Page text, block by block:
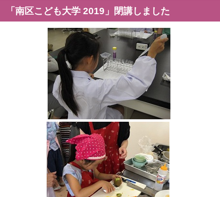
「南区こども大学 2019」閉講しました